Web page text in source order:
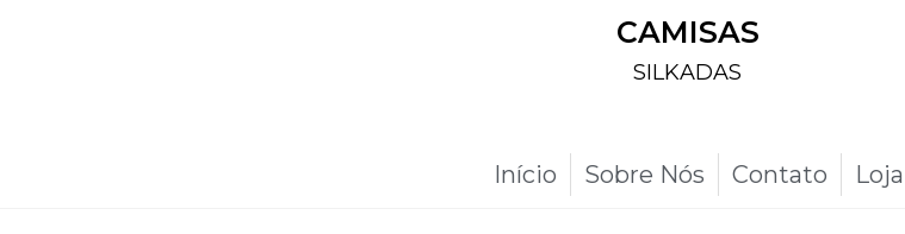
CAMISAS
SILKADAS
Início Sobre Nós Contato Loja